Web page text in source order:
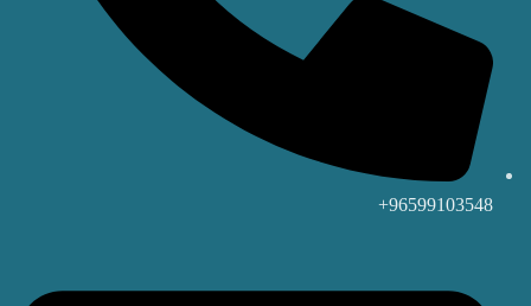
96599103548+